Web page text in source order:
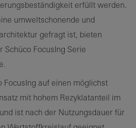
erfüllt werden.
umweltschonende und
gefragt ist, bieten
Schüco FocusIng Serie
FocusIng auf einen möglichst
mit hohem Rezyklatanteil im
ist nach der Nutzungsdauer für